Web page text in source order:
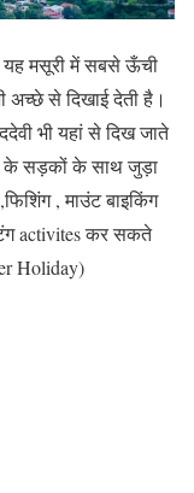
यह मसूरी में सबसे ऊँची
से दिखाई देती है।
भी यहां से दिख जाते
के सड़कों के साथ जुड़ा
, माउंट बाइकिंग
activites कर सकते
Holiday)